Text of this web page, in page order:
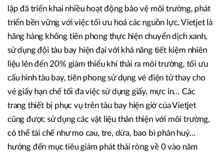
lập đã triển khai nhiều hoạt động bảo vệ môi trường, phát
triển bền vững với việc tối ưu hoá các nguồn lực. Vietjet là
hãng hàng không tiên phong thực hiện chuyển dịch xanh,
sử dụng đội tàu bay hiện đại với khả năng tiết kiệm nhiên
liệu lên đến 20% giảm thiểu khí thải ra môi trường, tối ưu
cấu hình tàu bay, tiên phong sử dụng vé điện tử thay cho
vé giấy hạn chế tối đa việc sử dụng giấy, mực in… Các
trang thiết bị phục vụ trên tàu bay hiện giờ của Vietjet
cũng được sử dụng các vật liệu thân thiện với môi trường,
có thể tái chế như mo cau, tre, dừa, bao bì phân huỷ…
hướng đến mục tiêu giảm phát thải ròng về 0 vào năm